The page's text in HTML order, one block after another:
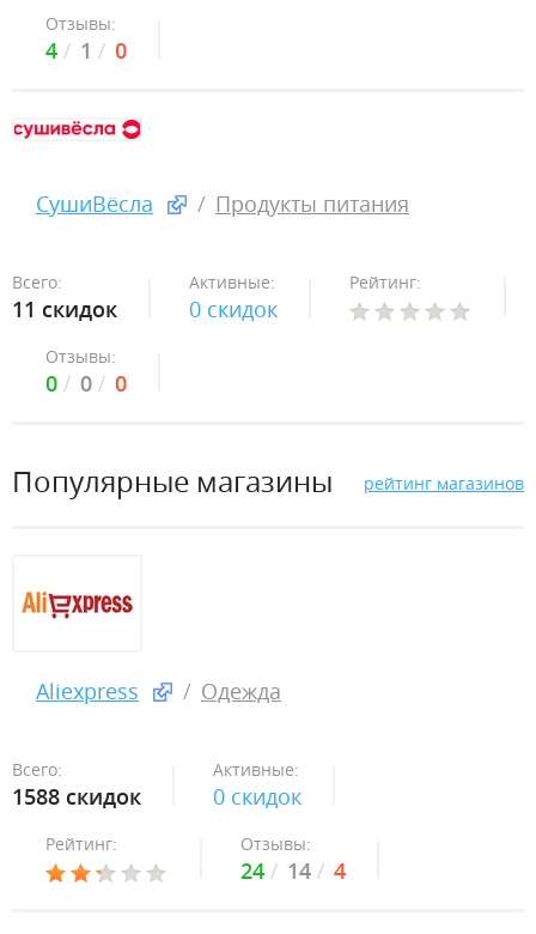
Отзывы:
4 1 0
СушиВёсла Продукты питания
Всего:
11 скидок
Активные:
0 скидок
Рейтинг:
Отзывы:
0 0 0
Популярные магазины рейтинг магазинов
Aliexpress Одежда
Всего:
1588 скидок
Активные:
0 скидок
Рейтинг: Отзывы:
24 14 4